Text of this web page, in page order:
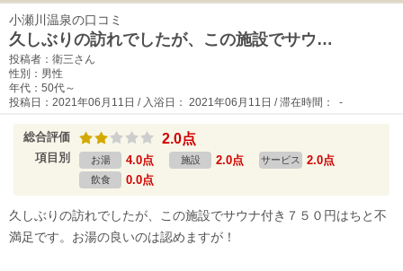
小瀬川温泉の口コミ
久しぶりの訪れでしたが、この施設でサウ…
投稿者：衛三さん
性別：男性
年代：50代～
投稿日：2021年06月11日 / 入浴日： 2021年06月11日 / 滞在時間： -
総合評価 2.0点
項目別 お湯 4.0点 施設 2.0点 サービス 2.0点
飲食 0.0点
久しぶりの訪れでしたが、この施設でサウナ付き７５０円はちと不
満足です。お湯の良いのは認めますが！